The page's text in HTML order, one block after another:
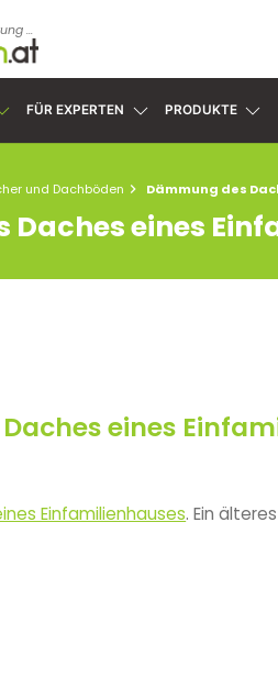
...
FÜR EXPERTEN PRODUKTE
und Dachböden Dämmung des
Daches eines
eines
Einfamilienhauses. Ein